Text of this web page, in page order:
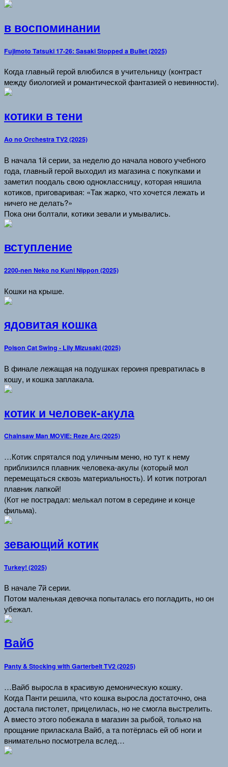
в воспоминании
Fujimoto Tatsuki 17-26: Sasaki Stopped a Bullet (2025)
Когда главный герой влюбился в учительницу (контраст
между биологией и романтической фантазией о невинности).
котики в тени
Ao no Orchestra TV2 (2025)
В начала 1й серии, за неделю до начала нового учебного
года, главный герой выходил из магазина с покупками и
заметил поодаль свою одноклассницу, которая няшила
котиков, приговаривая: «Так жарко, что хочется лежать и
ничего не делать?»
Пока они болтали, котики зевали и умывались.
вступление
2200-nen Neko no Kuni Nippon (2025)
Кошки на крыше.
ядовитая кошка
Poison Cat Swing - Lily Mizusaki (2025)
В финале лежащая на подушках героиня превратилась в
кошу, и кошка заплакала.
котик и человек-акула
Chainsaw Man MOVIE: Reze Arc (2025)
…Котик спрятался под уличным меню, но тут к нему
приблизился плавник человека-акулы (который мол
перемещаться сквозь материальность). И котик потрогал
плавник лапкой!
(Кот не пострадал: мелькал потом в середине и конце
фильма).
зевающий котик
Turkey! (2025)
В начале 7й серии.
Потом маленькая девочка попыталась его погладить, но он
убежал.
Вайб
Panty & Stocking with Garterbelt TV2 (2025)
…Вайб выросла в красивую демоническую кошку.
Когда Панти решила, что кошка выросла достаточно, она
достала пистолет, прицелилась, но не смогла выстрелить.
А вместо этого побежала в магазин за рыбой, только на
прощание приласкала Вайб, а та потёрлась ей об ноги и
внимательно посмотрела вслед…